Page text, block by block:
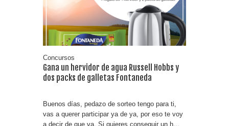
Concursos
Gana un hervidor de agua Russell Hobbs y
dos packs de galletas Fontaneda
Buenos días, pedazo de sorteo tengo para ti,
vas a querer participar ya de ya, por eso te voy
a decir de que va. Si quieres conseguir un h...